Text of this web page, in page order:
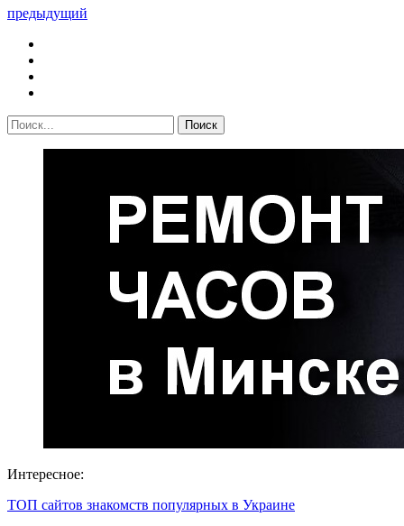
предыдущий
Интересное:
ТОП сайтов знакомств популярных в Украине